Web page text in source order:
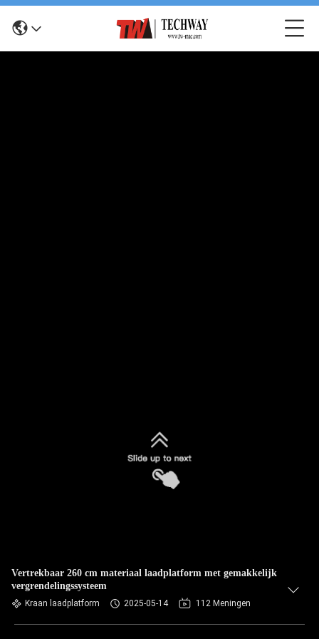
Vertrekbaar 260 cm materiaal laadplatform met gemakkelijk
vergrendelingssysteem
Kraan laadplatform 2025-05-14 112 Meningen